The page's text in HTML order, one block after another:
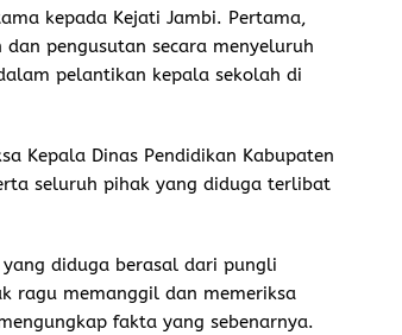
kepada Kejati Jambi. Pertama,
pengusutan secara menyeluruh
pelantikan kepala sekolah di
Kepala Dinas Pendidikan Kabupaten
seluruh pihak yang diduga terlibat
diduga berasal dari pungli
ragu memanggil dan memeriksa
fakta yang sebenarnya.